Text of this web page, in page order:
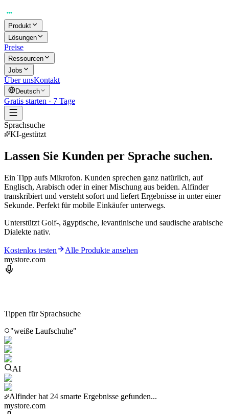
Produkt
Lösungen
Preise
Ressourcen
Jobs
Über unsKontakt
Deutsch
Gratis starten · 7 Tage
Sprachsuche
KI-gestützt
Lassen Sie Kunden per Sprache suchen.
Ein Tipp aufs Mikrofon. Kunden sprechen ganz natürlich, auf
Englisch, Arabisch oder in einer Mischung aus beiden. Alfinder
transkribiert und versteht sofort und liefert Ergebnisse in unter einer
Sekunde. Perfekt für mobile Einkäufer unterwegs.
Unterstützt Golf-, ägyptische, levantinische und saudische arabische
Dialekte nativ.
Kostenlos testen
Alle Produkte ansehen
mystore.com
Tippen für Sprachsuche
"weiße Laufschuhe"
AI
Alfinder hat 24 smarte Ergebnisse gefunden...
mystore.com